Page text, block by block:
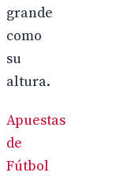
grande
como
su
altura.
Apuestas
de
Fútbol